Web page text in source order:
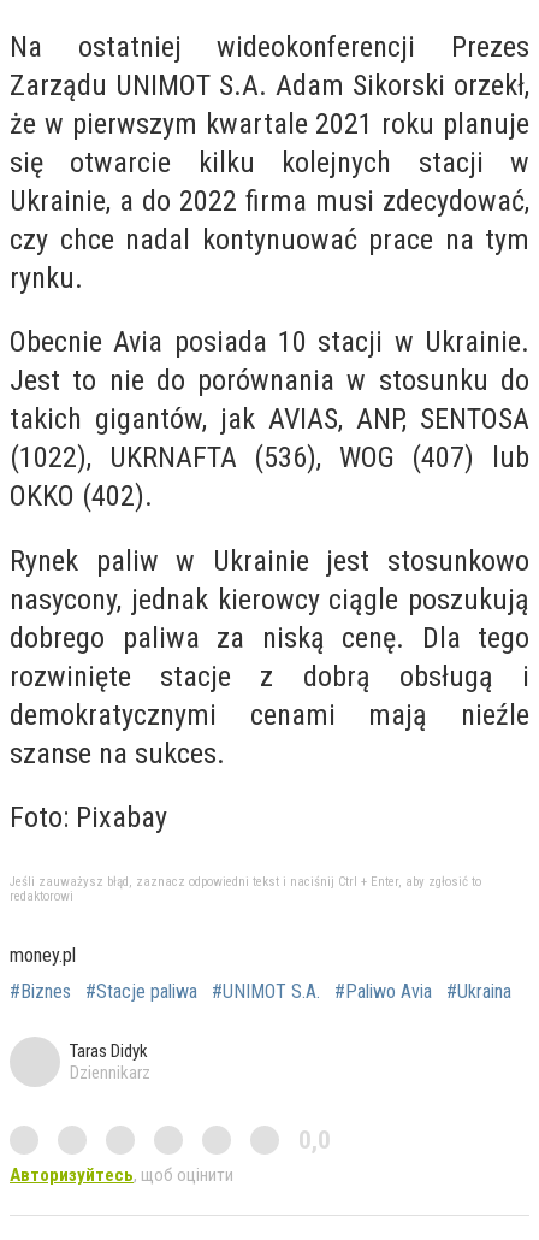
Na ostatniej wideokonferencji Prezes
Zarządu UNIMOT S.A. Adam Sikorski orzekł,
że w pierwszym kwartale 2021 roku planuje
się otwarcie kilku kolejnych stacji w
Ukrainie, a do 2022 firma musi zdecydować,
czy chce nadal kontynuować prace na tym
rynku.
Obecnie Avia posiada 10 stacji w Ukrainie.
Jest to nie do porównania w stosunku do
takich gigantów, jak AVIAS, ANP, SENTOSA
(1022), UKRNAFTA (536), WOG (407) lub
OKKO (402).
Rynek paliw w Ukrainie jest stosunkowo
nasycony, jednak kierowcy ciągle poszukują
dobrego paliwa za niską cenę. Dla tego
rozwinięte stacje z dobrą obsługą i
demokratycznymi cenami mają nieźle
szanse na sukces.
Foto: Pixabay
Jeśli zauważysz błąd, zaznacz odpowiedni tekst i naciśnij Ctrl + Enter, aby zgłosić to
redaktorowi
money.pl
#Biznes
#Stacje paliwa #UNIMOT S.A. #Paliwo Avia #Ukraina
Taras Didyk
Dziennikarz
0,0
Авторизуйтесь, щоб оцінити